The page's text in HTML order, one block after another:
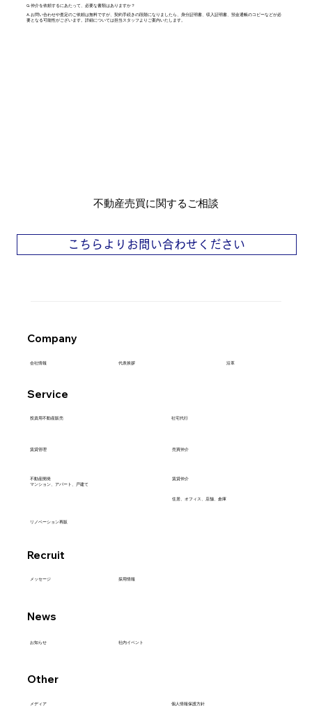
Q. 仲介を依頼するにあたって、必要な書類はありますか？
A. お問い合わせや査定のご依頼は無料ですが、契約手続きの段階になりましたら、身分証明書、収入証明書、預金通帳のコピーなどが必
要となる可能性がございます。詳細については担当スタッフよりご案内いたします。
不動産売買に関するご相談
こちらよりお問い合わせください
Company
Service
Recruit
News
Other
会社情報
​投資用不動産販売
賃貸管理
不動産開発
マンション、アパート、戸建て
メッセージ
お知らせ
個人情報保護方針
代表挨拶
社宅代行
売買仲介
賃貸仲介
住居、オフィス、店舗、倉庫
採用情報
社内イベント
沿革
リノベーション再販
メディア